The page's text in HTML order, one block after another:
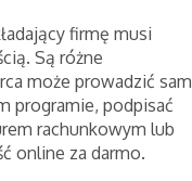
firmę musi
Są różne
może prowadzić sam
programie, podpisać
rachunkowym lub
online za darmo.